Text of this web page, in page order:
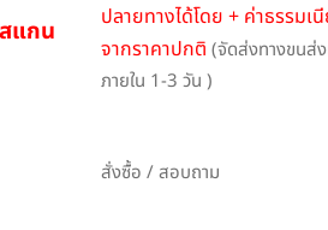
แกน
ปลายทางได้โดย + ค่าธรรมเ
จากราคาปกติ (จัดส่งทางขนส่
ภายใน 1-3 วัน )
สั่งซื้อ / สอบถาม